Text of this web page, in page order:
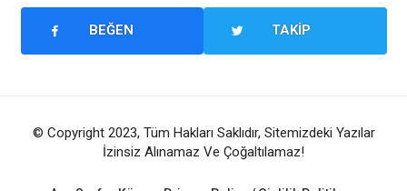
BEĞEN TAKIP
© Copyright 2023, Tüm Hakları Saklıdır, Sitemizdeki Yazılar
İzinsiz Alınamaz Ve Çoğaltılamaz!